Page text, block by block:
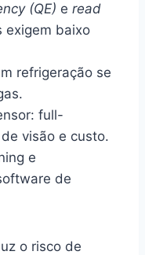
(QE) e read
baixo
refrigeração se
full-
visão e custo.
e
de
o risco de